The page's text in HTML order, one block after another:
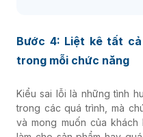
Bước 4: Liệt kê tất
trong mỗi chức năng
Kiểu sai lỗi là những tình
trong các quá trình, mà
và mong muốn của